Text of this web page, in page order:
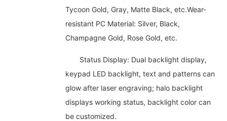
Tycoon Gold, Gray, Matte Black, etc.Wear-
resistant PC Material: Silver, Black,
Champagne Gold, Rose Gold, etc.
Status Display: Dual backlight display,
keypad LED backlight, text and patterns can
glow after laser engraving; halo backlight
displays working status, backlight color can
be customized.